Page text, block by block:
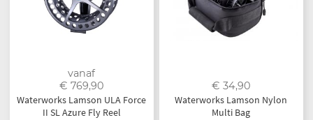
vanaf
€ 769,90
Waterworks Lamson ULA Force
II SL Azure Fly Reel
€ 34,90
Waterworks Lamson Nylon
Multi Bag